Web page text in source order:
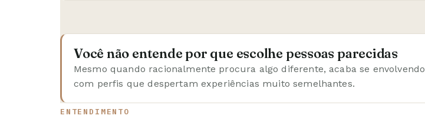
Você não entende por que escolhe pessoas parecidas
Mesmo quando racionalmente procura algo diferente, acaba se envolvendo
com perfis que despertam experiências muito semelhantes.
ENTENDIMENTO